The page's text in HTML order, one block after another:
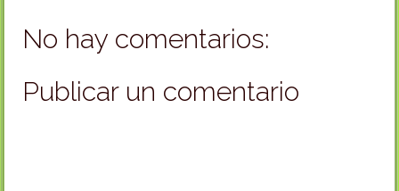
No hay comentarios:
Publicar un comentario